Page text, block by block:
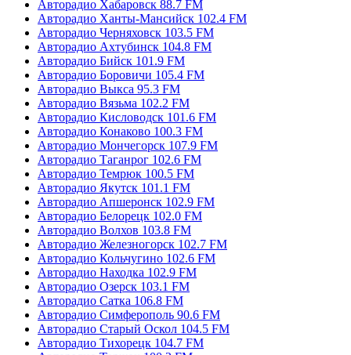
Авторадио Хабаровск 88.7 FM
Авторадио Ханты-Мансийск 102.4 FM
Авторадио Черняховск 103.5 FM
Авторадио Ахтубинск 104.8 FM
Авторадио Бийск 101.9 FM
Авторадио Боровичи 105.4 FM
Авторадио Выкса 95.3 FM
Авторадио Вязьма 102.2 FM
Авторадио Кисловодск 101.6 FM
Авторадио Конаково 100.3 FM
Авторадио Мончегорск 107.9 FM
Авторадио Таганрог 102.6 FM
Авторадио Темрюк 100.5 FM
Авторадио Якутск 101.1 FM
Авторадио Апшеронск 102.9 FM
Авторадио Белорецк 102.0 FM
Авторадио Волхов 103.8 FM
Авторадио Железногорск 102.7 FM
Авторадио Кольчугино 102.6 FM
Авторадио Находка 102.9 FM
Авторадио Озерск 103.1 FM
Авторадио Сатка 106.8 FM
Авторадио Симферополь 90.6 FM
Авторадио Старый Оскол 104.5 FM
Авторадио Тихорецк 104.7 FM